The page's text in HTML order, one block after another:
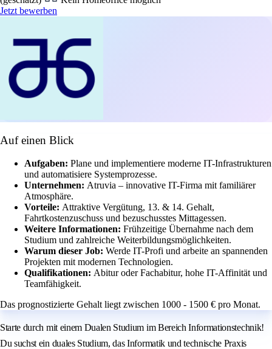
Jetzt bewerben
Auf einen Blick
Aufgaben: Plane und implementiere moderne IT-Infrastrukturen
und automatisiere Systemprozesse.
Unternehmen: Atruvia – innovative IT-Firma mit familiärer
Atmosphäre.
Vorteile: Attraktive Vergütung, 13. & 14. Gehalt,
Fahrtkostenzuschuss und bezuschusstes Mittagessen.
Weitere Informationen: Frühzeitige Übernahme nach dem
Studium und zahlreiche Weiterbildungsmöglichkeiten.
Warum dieser Job: Werde IT-Profi und arbeite an spannenden
Projekten mit modernen Technologien.
Qualifikationen: Abitur oder Fachabitur, hohe IT-Affinität und
Teamfähigkeit.
Das prognostizierte Gehalt liegt zwischen 1000 - 1500 € pro Monat.
Starte durch mit einem Dualen Studium im Bereich Informationstechnik!
Du suchst ein duales Studium, das Informatik und technische Praxis